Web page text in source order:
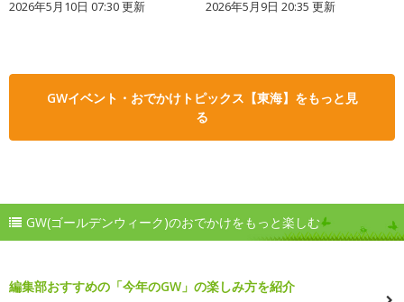
2026年5月10日 07:30 更新 2026年5月9日 20:35 更新
GWイベント・おでかけトピックス【東海】をもっと見
る
GW(ゴールデンウィーク)のおでかけをもっと楽しむ
編集部おすすめの「今年のGW」の楽しみ方を紹介